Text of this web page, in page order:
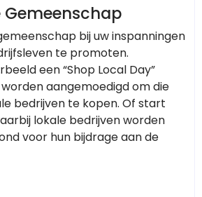
Gemeenschap
bij uw inspanningen
te promoten.
een “Shop Local Day”
aangemoedigd om die
bedrijven te kopen. Of start
lokale bedrijven worden
voor hun bijdrage aan de